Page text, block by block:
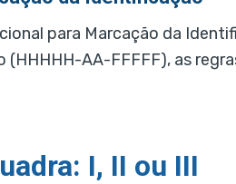
para Marcação da
AA-FFFFF), as
I, II ou III